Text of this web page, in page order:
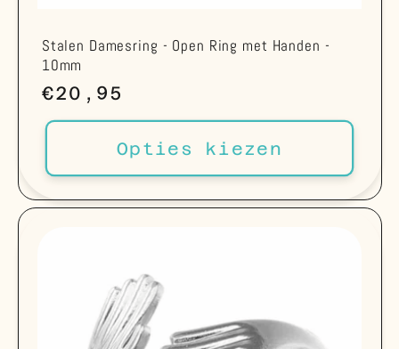
Stalen Damesring - Open Ring met Handen -
10mm
Normale
prijs
€20,95
Opties kiezen